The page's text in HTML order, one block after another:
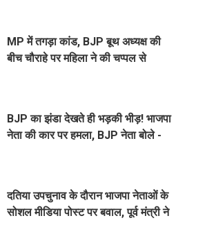
MP में तगड़ा कांड, BJP बूथ अध्यक्ष की
बीच चौराहे पर महिला ने की चप्पल से
BJP का झंडा देखते ही भड़की भीड़! भाजपा
नेता की कार पर हमला, BJP नेता बोले -
दतिया उपचुनाव के दौरान भाजपा नेताओं के
सोशल मीडिया पोस्ट पर बवाल, पूर्व मंत्री ने